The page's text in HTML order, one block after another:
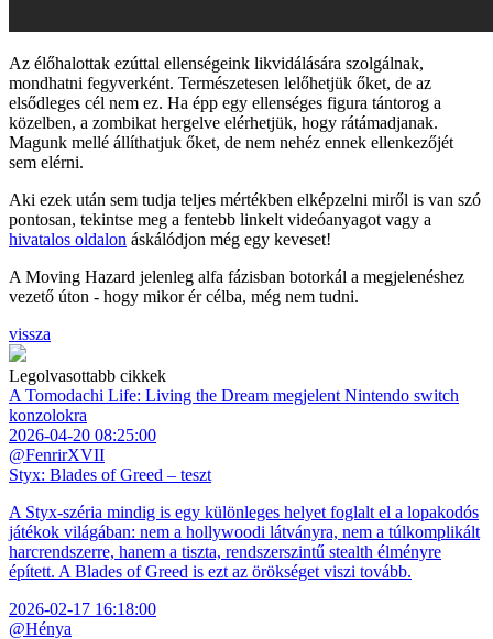
Az élőhalottak ezúttal ellenségeink likvidálására szolgálnak,
mondhatni fegyverként. Természetesen lelőhetjük őket, de az
elsődleges cél nem ez. Ha épp egy ellenséges figura tántorog a
közelben, a zombikat hergelve elérhetjük, hogy rátámadjanak.
Magunk mellé állíthatjuk őket, de nem nehéz ennek ellenkezőjét
sem elérni.
Aki ezek után sem tudja teljes mértékben elképzelni miről is van szó
pontosan, tekintse meg a fentebb linkelt videóanyagot vagy a
hivatalos oldalon áskálódjon még egy keveset!
A Moving Hazard jelenleg alfa fázisban botorkál a megjelenéshez
vezető úton - hogy mikor ér célba, még nem tudni.
vissza
Legolvasottabb cikkek
A Tomodachi Life: Living the Dream megjelent Nintendo switch
konzolokra
2026-04-20 08:25:00
@FenrirXVII
Styx: Blades of Greed – teszt
A Styx-széria mindig is egy különleges helyet foglalt el a lopakodós
játékok világában: nem a hollywoodi látványra, nem a túlkomplikált
harcrendszerre, hanem a tiszta, rendszerszintű stealth élményre
épített. A Blades of Greed is ezt az örökséget viszi tovább.
2026-02-17 16:18:00
@Hénya